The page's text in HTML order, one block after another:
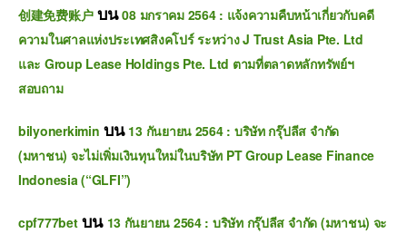
创建免费账户บน08 มกราคม 2564 : แจ้งความคืบหน้าเกี่ยวกับคดี
ความในศาลแห่งประเทศสิงคโปร์ ระหว่าง J Trust Asia Pte. Ltd
และ Group Lease Holdings Pte. Ltd ตามที่ตลาดหลักทรัพย์ฯ
สอบถาม
bilyonerkimin บน 13 กันยายน 2564 : บริษัท กรุ๊ปลีส จำกัด
(มหาชน) จะไม่เพิ่มเงินทุนใหม่ในบริษัท PT Group Lease Finance
Indonesia (“GLFI”)
cpf777betบน 13 กันยายน 2564 : บริษัท กรุ๊ปลีส จำกัด (มหาชน) จะ